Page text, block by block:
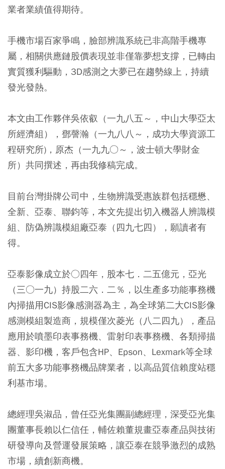
業者業績值得期待。
手機市場百家爭鳴，臉部辨識系統已非高階手機專
屬，相關供應鏈股價表現並非僅靠夢想支撐，已轉由
實質獲利驅動，3D感測之大夢已在趨勢線上，持續
發光發熱。
本文由工作夥伴吳依叡（一九八五～，中山大學亞太
所經濟組），鄧謦瀚（一九八八～，成功大學資源工
程研究所)，原杰（一九九○～，波士頓大學財金
所）共同撰述，再由我修稿完成。
目前台灣掛牌公司中，生物辨識受惠族群包括穩懋、
全新、亞泰、聯鈞等，本文先提出切入機器人辨識模
組、防偽辨識模組廠亞泰（四九七四），願讀者有
得。
亞泰影像成立於○四年，股本七．二五億元，亞光
（三○一九）持股二六．二％，以生產多功能事務機
內掃描用CIS影像感測器為主，為全球第二大CIS影像
感測模組製造商，規模僅次菱光（八二四九），產品
應用於噴墨印表事務機、雷射印表事務機、各類掃描
器、影印機，客戶包含HP、Epson、Lexmark等全球
前五大多功能事務機品牌業者，以高品質信賴度站穩
利基市場。
總經理吳淑品，曾任亞光集團副總經理，深受亞光集
團董事長賴以仁信任，輔佐賴董規畫亞泰產品與技術
研發導向及營運發展策略，讓亞泰在競爭激烈的成熟
市場，續創新商機。